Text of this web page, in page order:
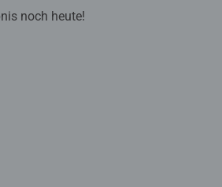
noch heute!